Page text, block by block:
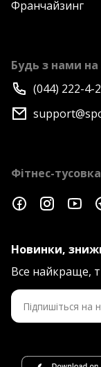
Франчайзинг
Будь з нами на
(044) 222-4-
Фітнес-тусовка
Новинки,
Все найкраще,